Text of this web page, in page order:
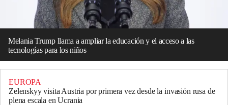
Melania Trump llama a ampliar la educación y el acceso a las
tecnologías para los niños
EUROPA
Zelenskyy visita Austria por primera vez desde la invasión rusa de
plena escala en Ucrania